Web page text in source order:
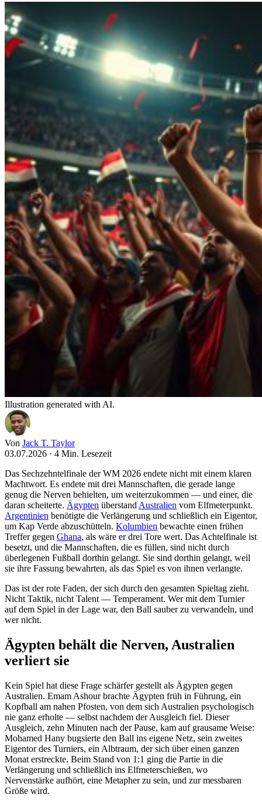
Illustration generated with AI.
Von Jack T. Taylor
03.07.2026 · 4 Min. Lesezeit
Das Sechzehntelfinale der WM 2026 endete nicht mit einem klaren
Machtwort. Es endete mit drei Mannschaften, die gerade lange
genug die Nerven behielten, um weiterzukommen — und einer, die
daran scheiterte. Ägypten überstand Australien vom Elfmeterpunkt.
Argentinien benötigte die Verlängerung und schließlich ein Eigentor,
um Kap Verde abzuschütteln. Kolumbien bewachte einen frühen
Treffer gegen Ghana, als wäre er drei Tore wert. Das Achtelfinale ist
besetzt, und die Mannschaften, die es füllen, sind nicht durch
überlegenen Fußball dorthin gelangt. Sie sind dorthin gelangt, weil
sie ihre Fassung bewahrten, als das Spiel es von ihnen verlangte.
Das ist der rote Faden, der sich durch den gesamten Spieltag zieht.
Nicht Taktik, nicht Talent — Temperament. Wer mit dem Turnier
auf dem Spiel in der Lage war, den Ball sauber zu verwandeln, und
wer nicht.
Ägypten behält die Nerven, Australien
verliert sie
Kein Spiel hat diese Frage schärfer gestellt als Ägypten gegen
Australien. Emam Ashour brachte Ägypten früh in Führung, ein
Kopfball am nahen Pfosten, von dem sich Australien psychologisch
nie ganz erholte — selbst nachdem der Ausgleich fiel. Dieser
Ausgleich, zehn Minuten nach der Pause, kam auf grausame Weise:
Mohamed Hany bugsierte den Ball ins eigene Netz, sein zweites
Eigentor des Turniers, ein Albtraum, der sich über einen ganzen
Monat erstreckte. Beim Stand von 1:1 ging die Partie in die
Verlängerung und schließlich ins Elfmeterschießen, wo
Nervenstärke aufhört, eine Metapher zu sein, und zur messbaren
Größe wird.